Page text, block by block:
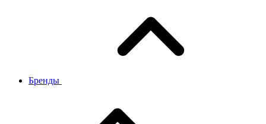
Бренды